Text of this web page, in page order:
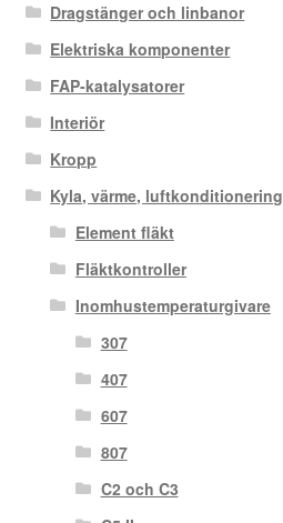
Dragstänger och linbanor
Elektriska komponenter
FAP-katalysatorer
Interiör
Kropp
Kyla, värme, luftkonditionering
Element fläkt
Fläktkontroller
Inomhustemperaturgivare
307
407
607
807
C2 och C3